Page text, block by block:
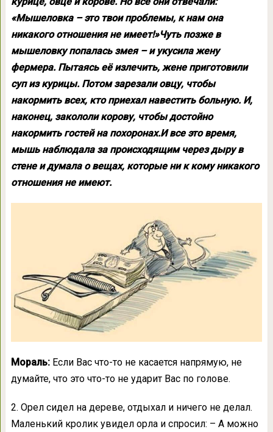
«Мышеловка – это твои проблемы, к нам она
никакого отношения не имеет!»Чуть позже в
мышеловку попалась змея – и укусила жену
фермера. Пытаясь её излечить, жене приготовили
суп из курицы. Потом зарезали овцу, чтобы
накормить всех, кто приехал навестить больную. И,
наконец, закололи корову, чтобы достойно
накормить гостей на похоронах.И все это время,
мышь наблюдала за происходящим через дыру в
стене и думала о вещах, которые ни к кому никакого
отношения не имеют.
Мораль:Если Вас что-то не касается напрямую, не
думайте, что это что-то не ударит Вас по голове.
2. Орел сидел на дереве, отдыхал и ничего не делал.
Маленький кролик увидел орла и спросил: – А можно